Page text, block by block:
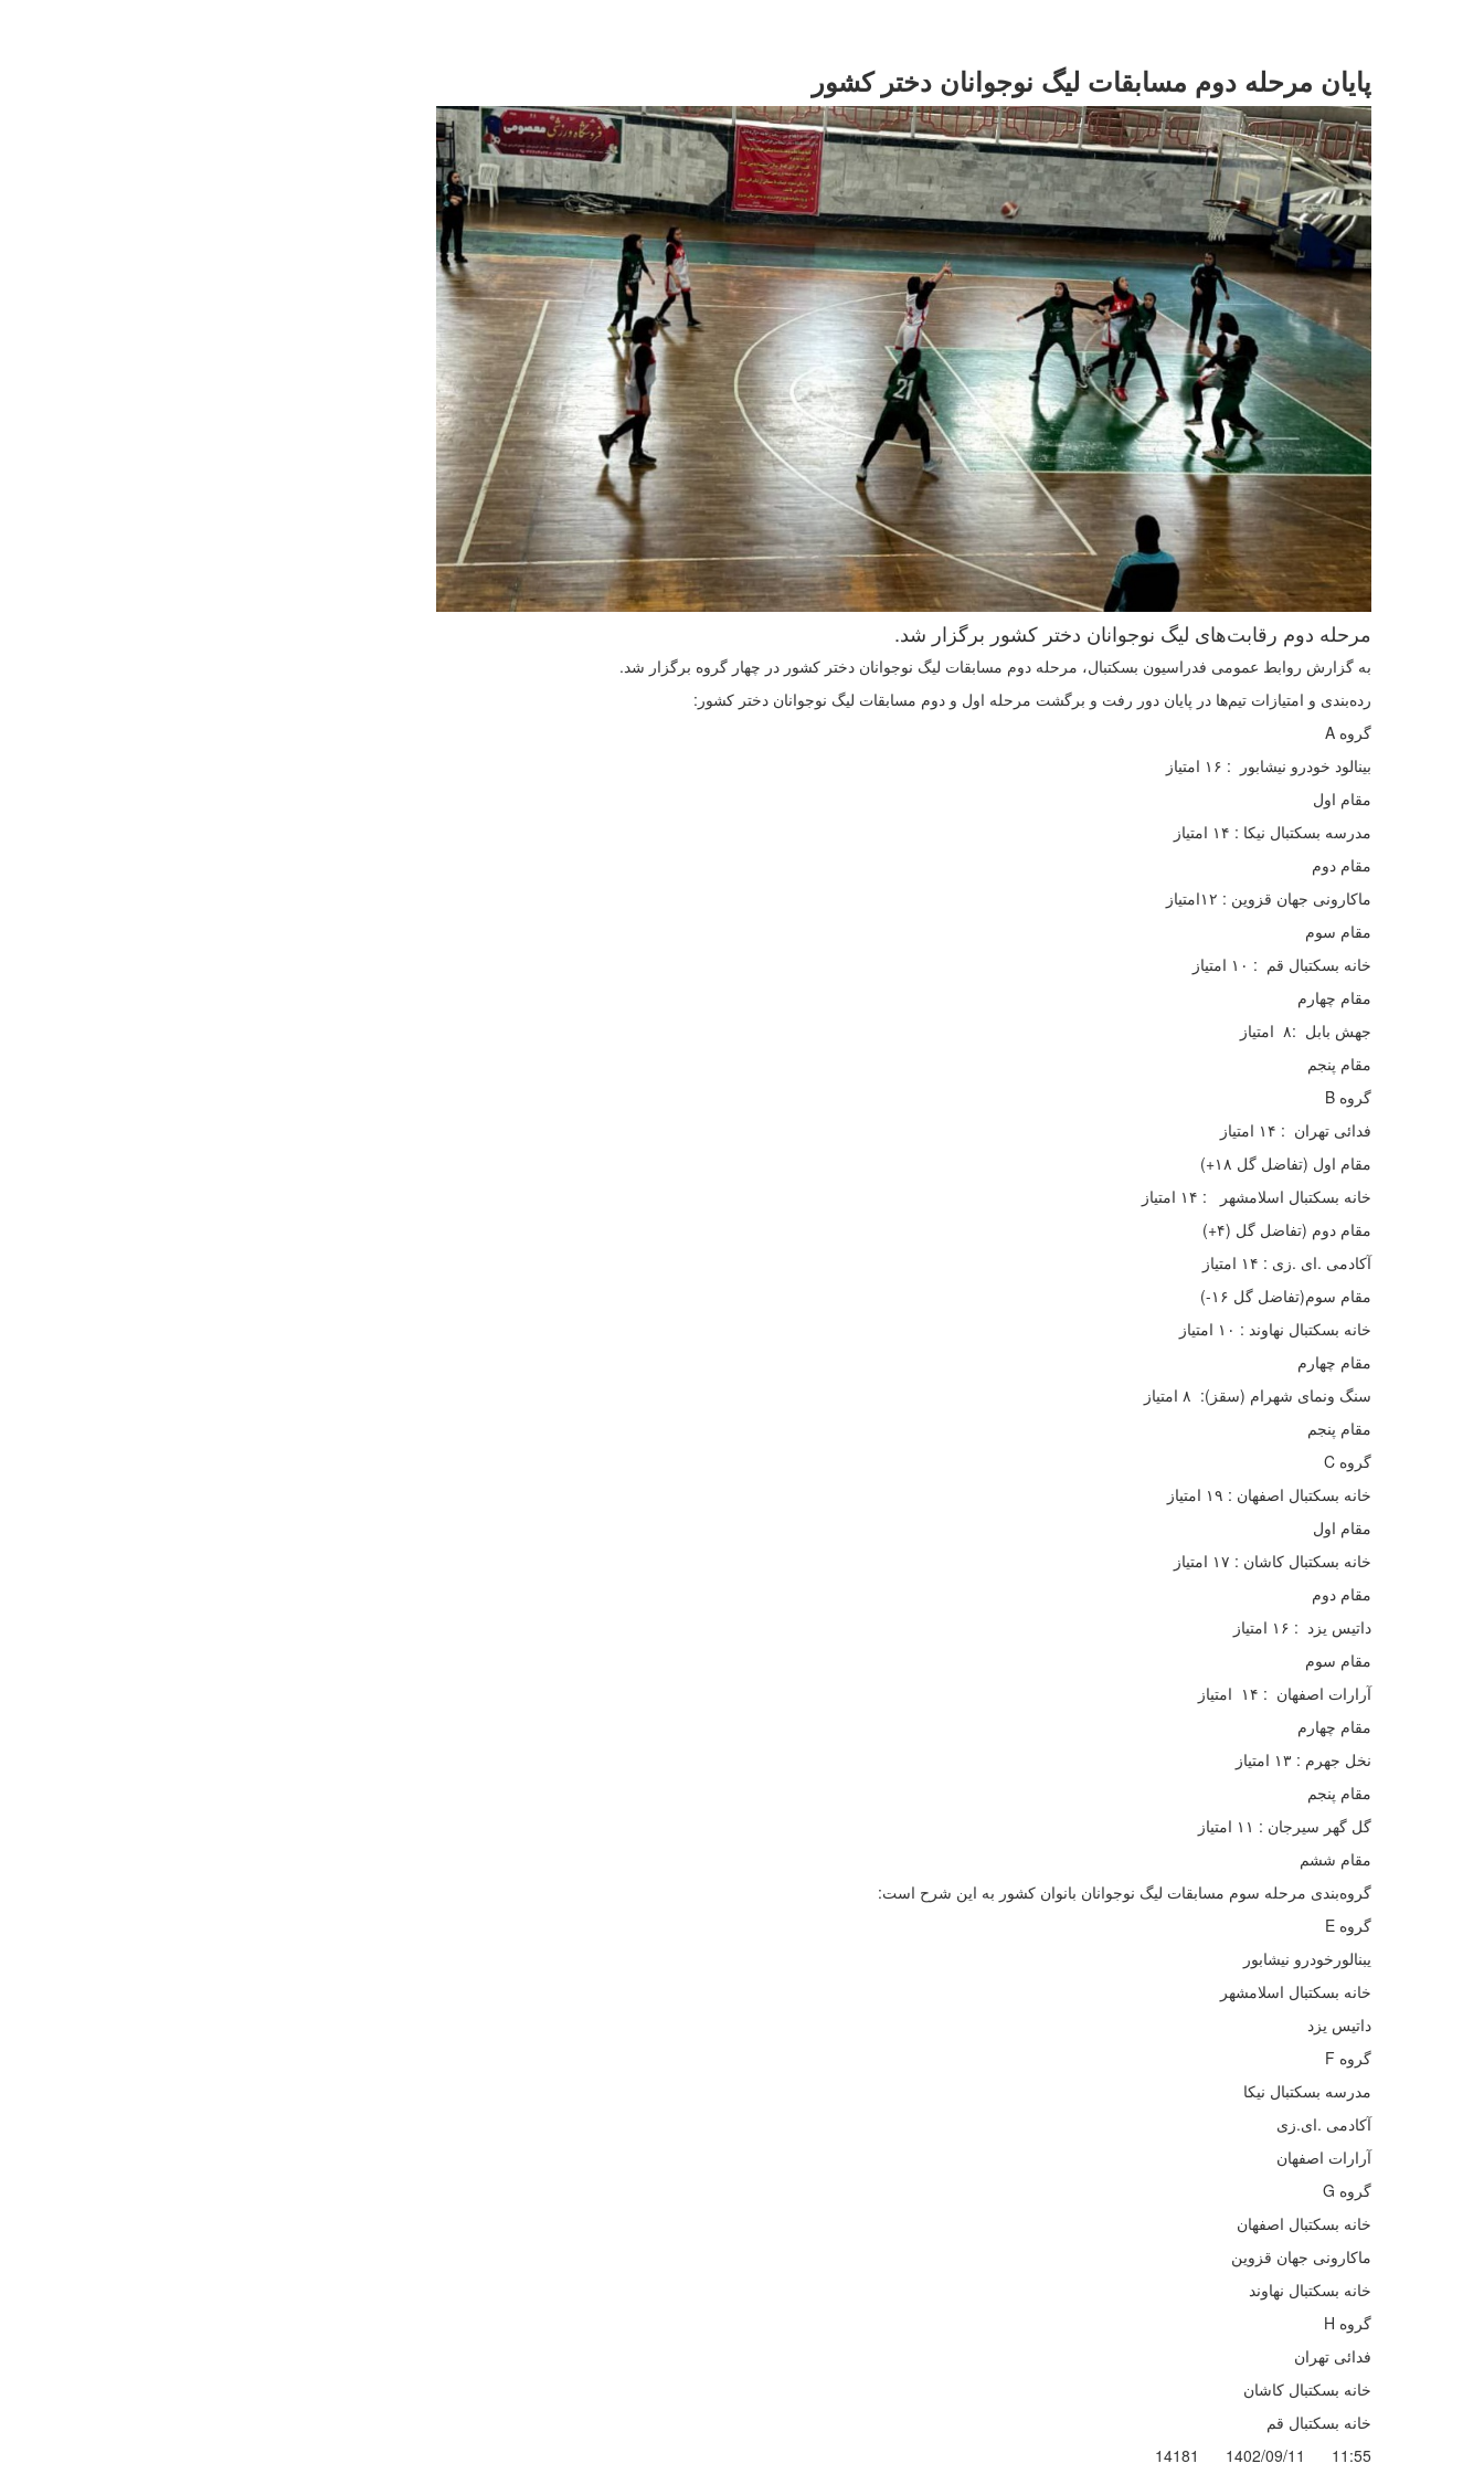
پایان مرحله دوم مسابقات لیگ نوجوانان دختر کشور
مرحله دوم رقابت‌های لیگ نوجوانان دختر کشور برگزار شد.
به گزارش روابط عمومی فدراسیون بسکتبال، مرحله دوم مسابقات لیگ نوجوانان دختر کشور در چهار گروه برگزار شد.
رده‌بندی و امتیازات تیم‌ها در پایان دور رفت و برگشت مرحله اول و دوم مسابقات لیگ نوجوانان دختر کشور:
️گروه A
بینالود خودرو نیشابور : ۱۶ امتیاز
مقام اول
مدرسه بسکتبال نیکا : ۱۴ امتیاز
مقام دوم
ماکارونی جهان قزوین : ۱۲امتیاز
مقام سوم
خانه بسکتبال قم : ۱۰ امتیاز
مقام چهارم
جهش بابل :۸ امتیاز
مقام پنجم
گروه B
فدائی تهران : ۱۴ امتیاز
مقام اول (تفاضل گل ۱۸+)
خانه بسکتبال اسلامشهر : ۱۴ امتیاز
مقام دوم (تفاضل گل (۴+)
آکادمی .ای .زی : ۱۴ امتیاز
مقام سوم‌(تفاضل گل ۱۶-)
خانه بسکتبال نهاوند : ۱۰ امتیاز
مقام چهارم
سنگ ونمای شهرام (سقز): ۸ امتیاز
مقام پنجم
گروه C
خانه بسکتبال اصفهان : ۱۹ امتیاز
مقام اول
خانه بسکتبال کاشان : ۱۷ امتیاز
مقام دوم
داتیس یزد : ۱۶ امتیاز
مقام سوم‌
آرارات اصفهان : ۱۴ امتیاز
مقام چهارم
نخل جهرم : ۱۳ امتیاز
مقام پنجم
گل گهر سیرجان : ۱۱ امتیاز
مقام ششم
گروه‌بندی مرحله سوم مسابقات لیگ نوجوانان بانوان کشور به این شرح است:
گروه E
یبنالورخودرو نیشابور
خانه بسکتبال اسلامشهر
داتیس یزد
گروه F
مدرسه بسکتبال نیکا
آکادمی .ای.زی
آرارات اصفهان
گروه G
خانه بسکتبال اصفهان
ماکارونی جهان قزوین
خانه بسکتبال نهاوند
گروه H
فدائی تهران
خانه بسکتبال کاشان
خانه بسکتبال قم
11:55
1402/09/11
14181